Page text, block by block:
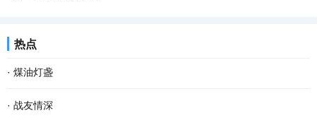
热点
· 煤油灯盏
一粒谷，溅满屋。 每当想起这句儿时常挂在嘴边的谜语，脑海里就会
· 战友情深